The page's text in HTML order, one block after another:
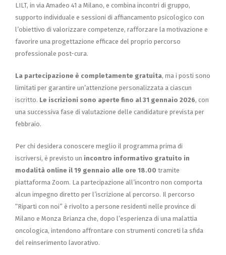
LILT, in via Amadeo 41 a Milano, e combina incontri di gruppo,
supporto individuale e sessioni di affiancamento psicologico con
l’obiettivo di valorizzare competenze, rafforzare la motivazione e
favorire una progettazione efficace del proprio percorso
professionale post-cura.
La partecipazione è completamente gratuita, ma i posti sono
limitati per garantire un’attenzione personalizzata a ciascun
iscritto. Le iscrizioni sono aperte fino al 31 gennaio 2026, con
una successiva fase di valutazione delle candidature prevista per
febbraio.
Per chi desidera conoscere meglio il programma prima di
iscriversi, è previsto un incontro informativo gratuito in
modalità online il 19 gennaio alle ore 18.00 tramite
piattaforma Zoom. La partecipazione all’incontro non comporta
alcun impegno diretto per l’iscrizione al percorso. Il percorso
“Riparti con noi” è rivolto a persone residenti nelle province di
Milano e Monza Brianza che, dopo l’esperienza di una malattia
oncologica, intendono affrontare con strumenti concreti la sfida
del reinserimento lavorativo.